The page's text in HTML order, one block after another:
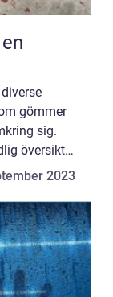
gömmer
sig.
översikt
och utreda
2023